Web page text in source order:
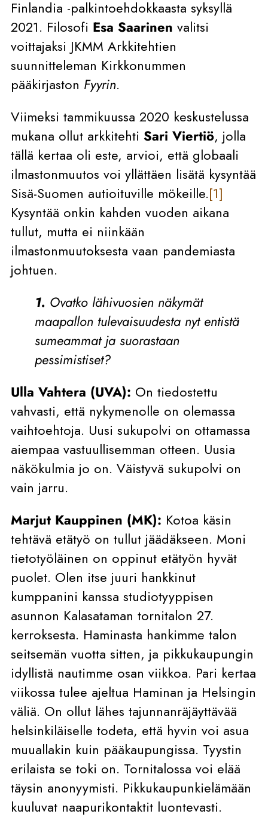
Finlandia -palkintoehdokkaasta syksyllä
2021. Filosofi Esa Saarinen valitsi
voittajaksi JKMM Arkkitehtien
suunnitteleman Kirkkonummen
pääkirjaston Fyyrin.
Viimeksi tammikuussa 2020 keskustelussa
mukana ollut arkkitehti Sari Viertiö, jolla
tällä kertaa oli este, arvioi, että globaali
ilmastonmuutos voi yllättäen lisätä kysyntää
Sisä-Suomen autioituville mökeille.[1]
Kysyntää onkin kahden vuoden aikana
tullut, mutta ei niinkään
ilmastonmuutoksesta vaan pandemiasta
johtuen.
1. Ovatko lähivuosien näkymät
maapallon tulevaisuudesta nyt entistä
sumeammat ja suorastaan
pessimistiset?
Ulla Vahtera (UVA): On tiedostettu
vahvasti, että nykymenolle on olemassa
vaihtoehtoja. Uusi sukupolvi on ottamassa
aiempaa vastuullisemman otteen. Uusia
näkökulmia jo on. Väistyvä sukupolvi on
vain jarru.
Marjut Kauppinen (MK): Kotoa käsin
tehtävä etätyö on tullut jäädäkseen. Moni
tietotyöläinen on oppinut etätyön hyvät
puolet. Olen itse juuri hankkinut
kumppanini kanssa studiotyyppisen
asunnon Kalasataman tornitalon 27.
kerroksesta. Haminasta hankimme talon
seitsemän vuotta sitten, ja pikkukaupungin
idyllistä nautimme osan viikkoa. Pari kertaa
viikossa tulee ajeltua Haminan ja Helsingin
väliä. On ollut lähes tajunnanräjäyttävää
helsinkiläiselle todeta, että hyvin voi asua
muuallakin kuin pääkaupungissa. Tyystin
erilaista se toki on. Tornitalossa voi elää
täysin anonyymisti. Pikkukaupunkielämään
kuuluvat naapurikontaktit luontevasti.